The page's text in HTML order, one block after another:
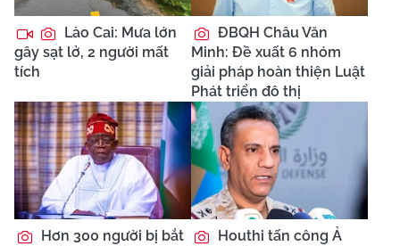
Lào Cai: Mưa lớn
gây sạt lở, 2 người mất
tích
ĐBQH Châu Văn
Minh: Đề xuất 6 nhóm
giải pháp hoàn thiện Luật
Phát triển đô thị
Hơn 300 người bị bắt
Houthi tấn công Ả